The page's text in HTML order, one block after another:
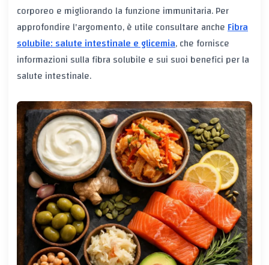
corporeo e migliorando la funzione immunitaria. Per
approfondire l'argomento, è utile consultare ancheFibra
solubile: salute intestinale e glicemia, che fornisce
informazioni sulla fibra solubile e sui suoi benefici per la
salute intestinale.